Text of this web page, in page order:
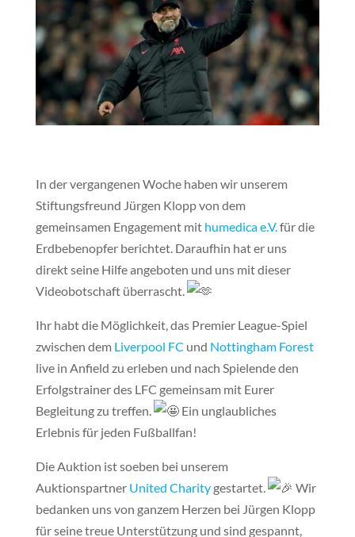
In der vergangenen Woche haben wir unserem
Stiftungsfreund Jürgen Klopp von dem
gemeinsamen Engagement mit humedica e.V. für die
Erdbebenopfer berichtet. Daraufhin hat er uns
direkt seine Hilfe angeboten und uns mit dieser
Videobotschaft überrascht.
Ihr habt die Möglichkeit, das Premier League-Spiel
zwischen dem Liverpool FC und Nottingham Forest
live in Anfield zu erleben und nach Spielende den
Erfolgstrainer des LFC gemeinsam mit Eurer
Begleitung zu treffen.
Ein unglaubliches
Erlebnis für jeden Fußballfan!
Die Auktion ist soeben bei unserem
Auktionspartner United Charitygestartet.
Wir
bedanken uns von ganzem Herzen bei Jürgen Klopp
für seine treue Unterstützung und sind gespannt,